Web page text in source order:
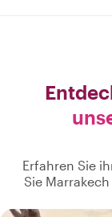
Erfahren Sie
Sie